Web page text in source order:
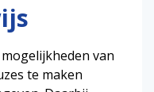
van
te maken